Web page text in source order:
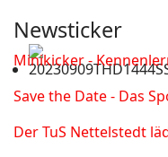
Newsticker
Minikicker -
Save the Date - Das
Der TuS Nettelstedt